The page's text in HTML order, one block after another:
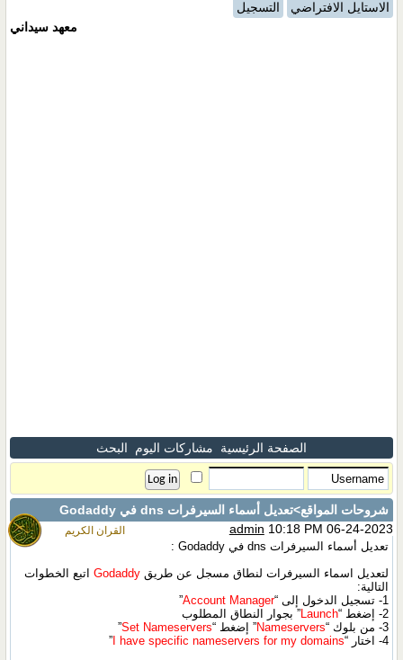
القران الكريم
الاستايل الافتراضي
التسجيل
معهد سيداني
الصفحة الرئيسية مشاركات اليوم البحث
شروحات المواقع>تعديل أسماء السيرفرات dns في Godaddy
admin 10:18 PM 06-24-2023
تعديل أسماء السيرفرات dns في Godaddy :
لتعديل اسماء السيرفرات لنطاق مسجل عن طريقGodaddy اتبع الخطوات
التالية:
1- تسجيل الدخول إلى “
Account Manager
”
2- إضغط “
Launch” بجوار النطاق المطلوب
3- من بلوك “
Nameservers” إضغط “Set Nameservers
”
4- اختار “
I have specific nameservers for my domains
”